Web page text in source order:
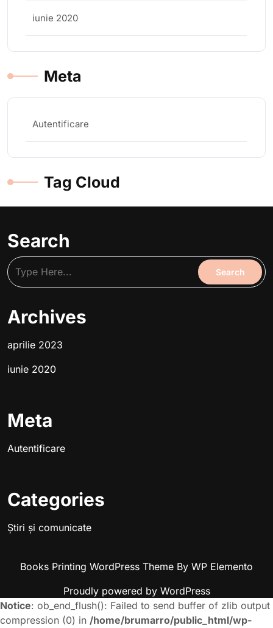
iunie 2020
Meta
Autentificare
Tag Cloud
Search
Archives
aprilie 2023
iunie 2020
Meta
Autentificare
Categories
Știri și comunicate
Books Printing WordPress Theme By WP Elemento
Proudly powered by WordPress
Notice: ob_end_flush(): Failed to send buffer of zlib output
compression (0) in /home/brumarro/public_html/wp-